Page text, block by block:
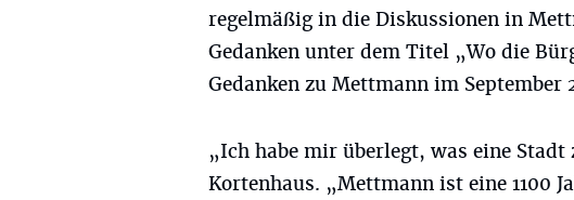
regelmäßig in die Diskussionen in
Gedanken unter dem Titel „Wo die
Gedanken zu Mettmann im September
„Ich habe mir überlegt, was eine
Kortenhaus. „Mettmann ist eine 1100